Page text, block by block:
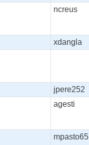
ncreus
xdangla
jpere252
agesti
mpasto65